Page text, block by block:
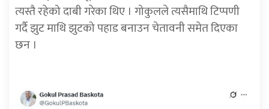
त्यस्तै रहेको दाबी गरेका थिए । गोकुलले त्यसैमाथि टिप्पणी
गर्दै झुट माथि झुटको पहाड बनाउन चेतावनी समेत दिएका
छन ।